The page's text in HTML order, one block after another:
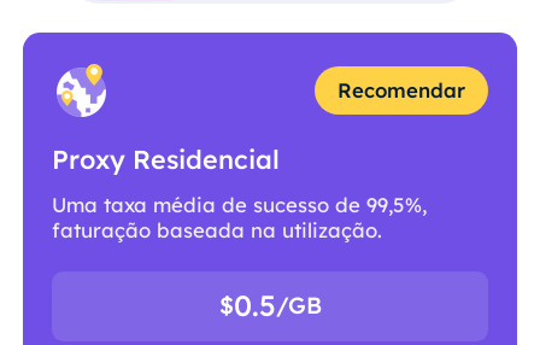
Recomendar
Proxy Residencial
Uma taxa média de sucesso de 99,5%,
faturação baseada na utilização.
$0.5/GB